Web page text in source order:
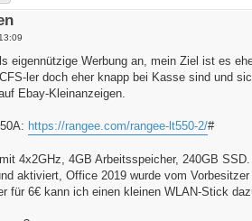
eigennützige Werbung an, mein Ziel ist es
ler doch eher knapp bei Kasse sind und
Ebay-Kleinanzeigen.
https://rangee.com/rangee-lt550-2/#
4x2GHz, 4GB Arbeitsspeicher, 240GB SSD.
aktiviert, Office 2019 wurde vom
für 6€ kann ich einen kleinen WLAN-Stick